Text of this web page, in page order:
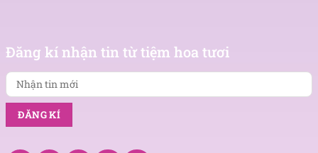
Đăng kí nhận tin từ tiệm hoa tươi
tin
mới